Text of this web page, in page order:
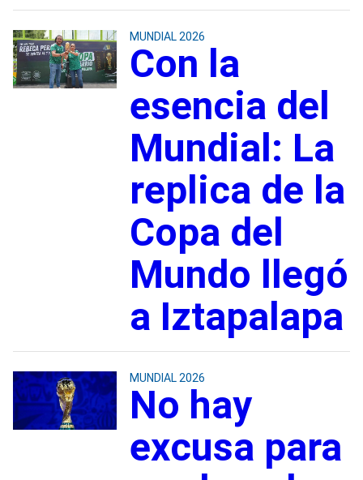
MUNDIAL 2026
Con la
esencia del
Mundial: La
replica de la
Copa del
Mundo llegó
a Iztapalapa
MUNDIAL 2026
No hay
excusa para